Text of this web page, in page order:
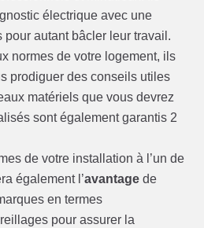
électrique avec une
autant bâcler leur travail.
normes de votre logement, ils
prodiguer des conseils utiles
matériels que vous devrez
sont également garantis 2
de votre installation à l’un de
également l’avantage de
en termes
pour assurer la